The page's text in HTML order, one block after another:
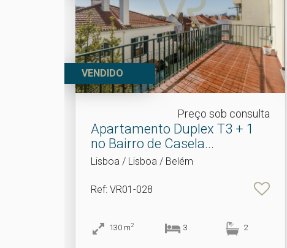
VENDIDO
Preço sob consulta
Apartamento Duplex T3 + 1
no Bairro de Casela.​..
Lisboa / Lisboa / Belém
Ref: VR01-028
130 m2 3 2